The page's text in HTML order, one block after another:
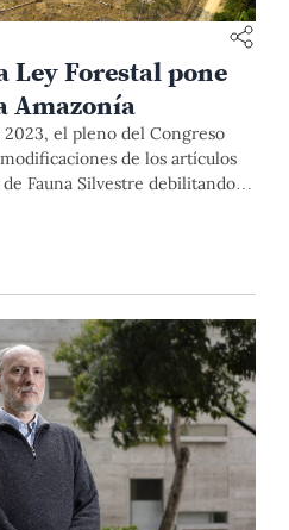
Ley Forestal pone
Amazonía
el pleno del Congreso
de los artículos
Fauna Silvestre debilitando la
organizaciones. En esta